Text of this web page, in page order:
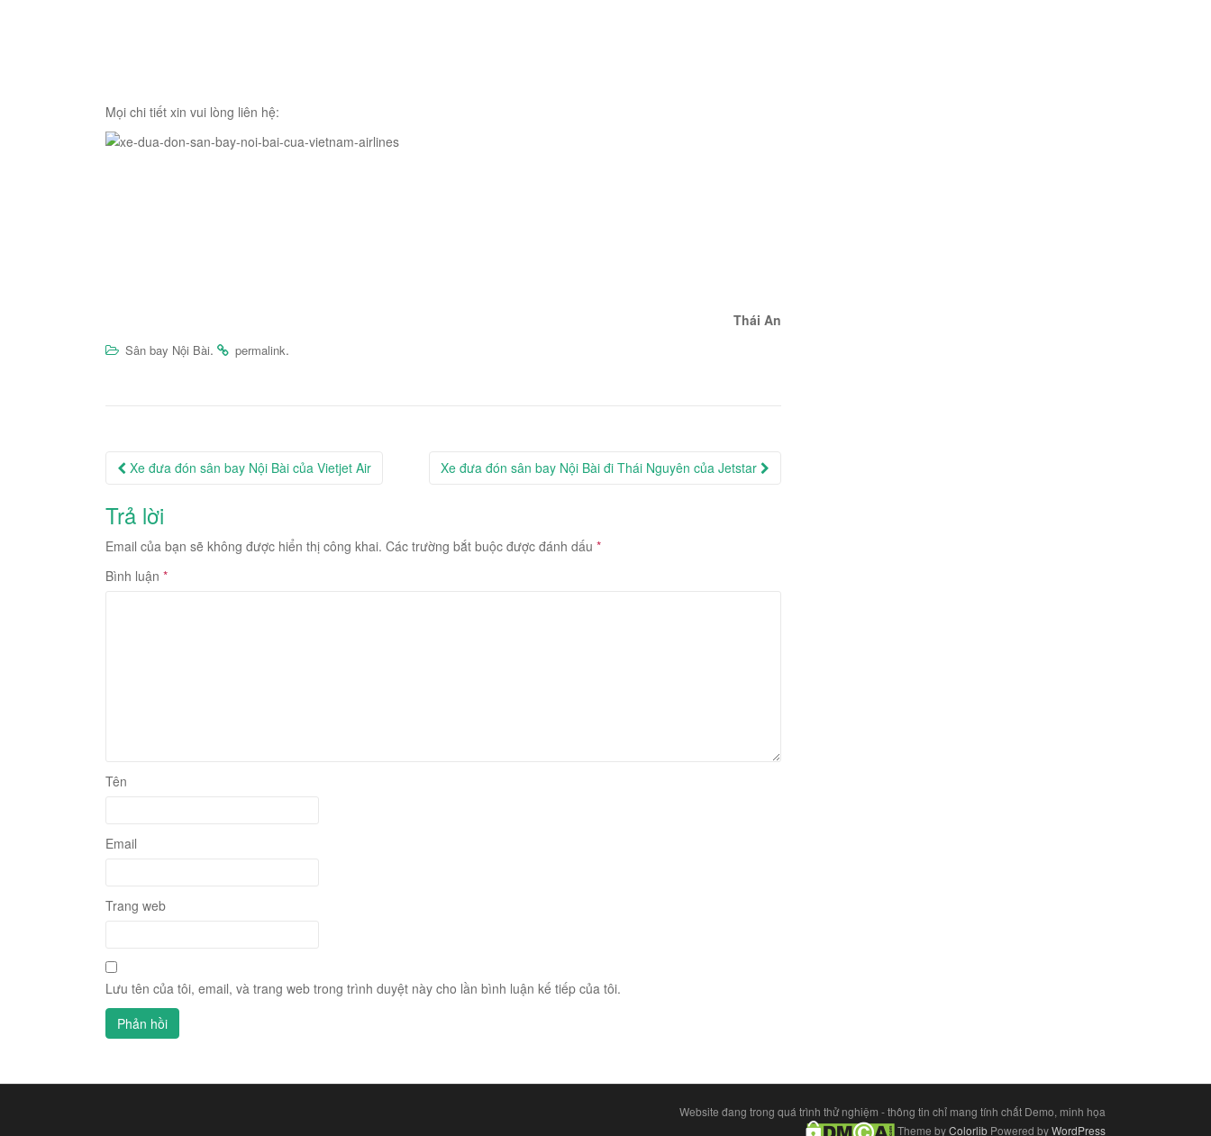
Mọi chi tiết xin vui lòng liên hệ:
Thái An
Sân bay Nội Bài. permalink.
Post
Xe đưa đón sân bay Nội Bài của Vietjet Air Xe đưa đón sân bay Nội Bài đi Thái Nguyên của Jetstar
Trả lời
Email của bạn sẽ không được hiển thị công khai. Các trường bắt buộc được đánh dấu *
Bình luận *
Tên
Email
Trang web
Lưu tên của tôi, email, và trang web trong trình duyệt này cho lần bình luận kế tiếp của tôi.
Website đang trong quá trình thử nghiệm - thông tin chỉ mang tính chất Demo, minh họa
Theme byColorlib Powered byWordPress